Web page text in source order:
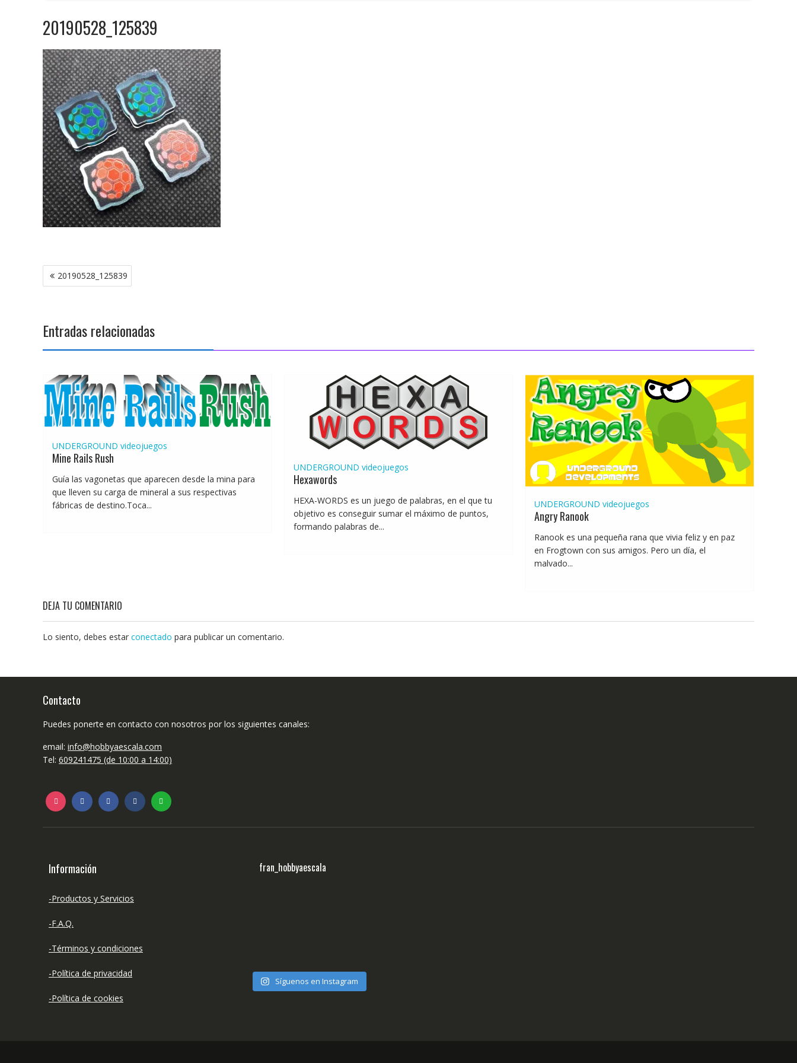
20190528_125839
Navegación
de
20190528_125839
Entradas relacionadas
UNDERGROUND videojuegos
Mine Rails Rush
Guía las vagonetas que aparecen desde la mina para
que lleven su carga de mineral a sus respectivas
fábricas de destino.Toca...
UNDERGROUND videojuegos
Hexawords
HEXA-WORDS es un juego de palabras, en el que tu
objetivo es conseguir sumar el máximo de puntos,
formando palabras de...
UNDERGROUND videojuegos
Angry Ranook
Ranook es una pequeña rana que vivia feliz y en paz
en Frogtown con sus amigos. Pero un día, el
malvado...
DEJA TU COMENTARIO
Lo siento, debes estar conectado para publicar un comentario.
Contacto
Puedes ponerte en contacto con nosotros por los siguientes canales:
email: info@hobbyaescala.com
Tel: 609241475 (de 10:00 a 14:00)
Información
-Productos y Servicios
-F.A.Q.
-Términos y condiciones
-Política de privacidad
-Política de cookies
fran_hobbyaescala
Síguenos en Instagram